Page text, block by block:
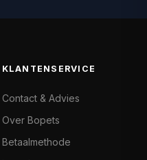
KLANTENSERVICE
Contact & Advies
Over Bopets
Betaalmethode